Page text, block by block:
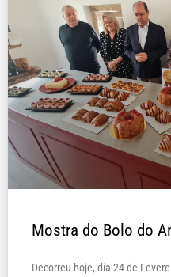
Mostra do Bolo do
Decorreu hoje, dia 24 de